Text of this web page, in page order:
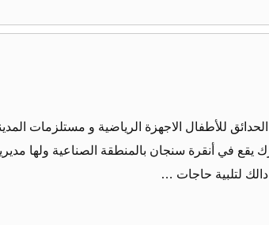
للأطفال الاجهزة الرياضية و مستلزمات
باسم شركة اكسابارك يقع في أنقرة سنجان بالمنطقة الصناعية ولها
لتلبية حاجات …